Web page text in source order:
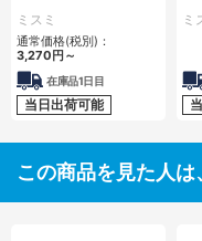
ミスミ
通常価格(税別)：
3,270円～
在庫品1日目
当日出荷可能
ミ
この商品を見た人